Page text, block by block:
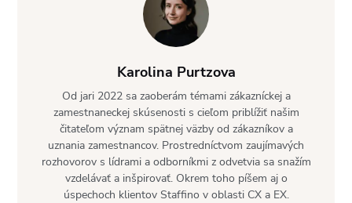
Karolina Purtzova
Od jari 2022 sa zaoberám témami zákazníckej a
zamestnaneckej skúsenosti s cieľom priblížiť našim
čitateľom význam spätnej väzby od zákazníkov a
uznania zamestnancov. Prostredníctvom zaujímavých
rozhovorov s lídrami a odborníkmi z odvetvia sa snažím
vzdelávať a inšpirovať. Okrem toho píšem aj o
úspechoch klientov Staffino v oblasti CX a EX.